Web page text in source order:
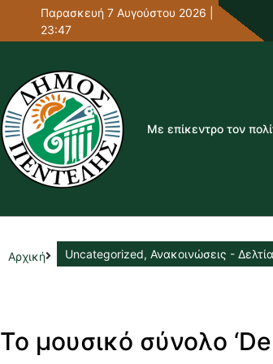
Παρασκευή 7 Αυγούστου 2026 |
23:47
Με επίκεντρο τον
Αρχική Uncategorized, Ανακοινώσεις -
Το μουσικό σύνολο